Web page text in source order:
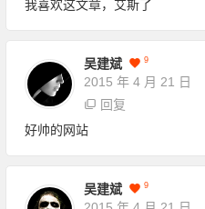
我喜欢这文章，艾斯了
吴建斌 9
2015 年 4 月 21 日
回复
好帅的网站
吴建斌 9